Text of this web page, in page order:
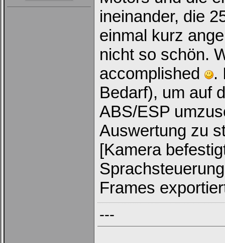
ineinander, die
einmal kurz
nicht so schön.
accomplished
.
Bedarf), um auf
ABS/ESP
Auswertung zu
[Kamera
Frames
---